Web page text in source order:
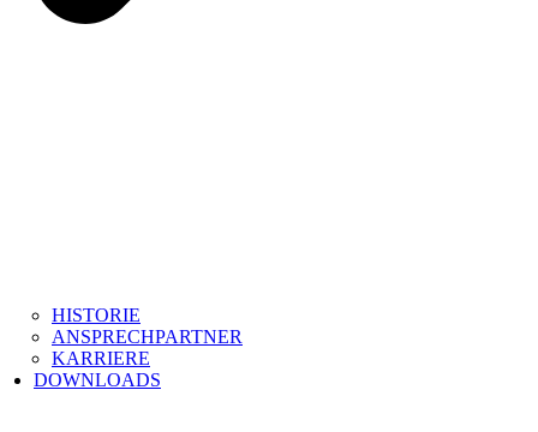
HISTORIE
ANSPRECHPARTNER
KARRIERE
DOWNLOADS